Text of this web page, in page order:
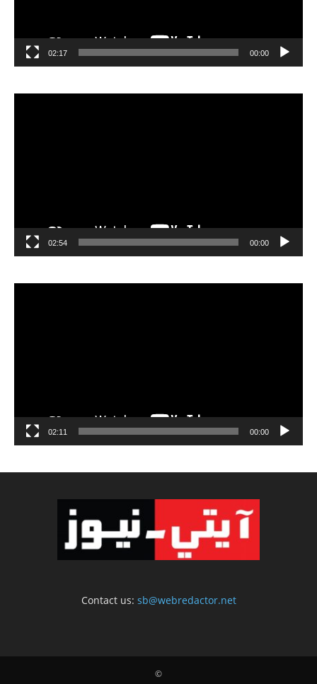
00:00
02:17
00:00
02:54
00:00
02:11
Contact us: sb@webredactor.net
©